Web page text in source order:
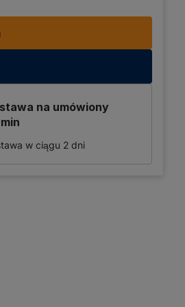
na umówiony
w ciągu 2 dni